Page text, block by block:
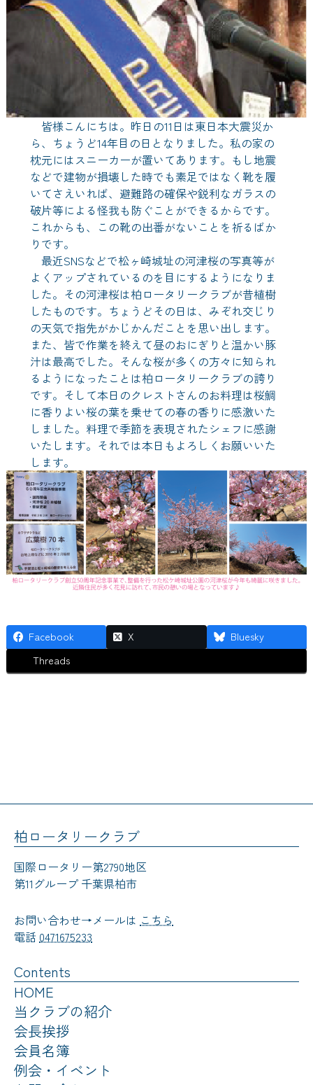
皆様こんにちは。昨日の11日は東日本大震災か
ら、ちょうど14年目の日となりました。私の家の
枕元にはスニーカーが置いてあります。もし地震
などで建物が損壊した時でも素足ではなく靴を履
いてさえいれば、避難路の確保や鋭利なガラスの
破片等による怪我も防ぐことができるからです。
これからも、この靴の出番がないことを祈るばか
りです。
最近SNSなどで松ヶ崎城址の河津桜の写真等が
よくアップされているのを目にするようになりま
した。その河津桜は柏ロータリークラブが昔植樹
したものです。ちょうどその日は、みぞれ交じり
の天気で指先がかじかんだことを思い出します。
また、皆で作業を終えて昼のおにぎりと温かい豚
汁は最高でした。そんな桜が多くの方々に知られ
るようになったことは柏ロータリークラブの誇り
です。そして本日のクレストさんのお料理は桜鯛
に香りよい桜の葉を乗せての春の香りに感激いた
しました。料理で季節を表現されたシェフに感謝
いたします。それでは本日もよろしくお願いいた
します。
Facebook X
Bluesky
Threads
柏ロータリークラブ
国際ロータリー第2790地区
第11グループ 千葉県柏市
お問い合わせ→メールは こちら
電話 0471675233
Contents
HOME
当クラブの紹介
会長挨拶
会員名簿
例会・イベント